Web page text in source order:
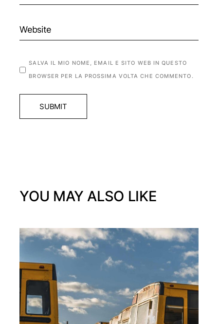
SALVA IL MIO NOME, EMAIL E SITO WEB IN QUESTO
BROWSER PER LA PROSSIMA VOLTA CHE COMMENTO.
SUBMIT
YOU MAY ALSO LIKE